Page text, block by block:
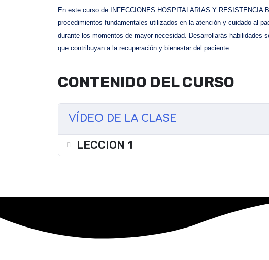
En este curso de INFECCIONES HOSPITALARIAS Y
procedimientos fundamentales utilizados en la atención y cuidado al
durante los momentos de mayor necesidad. Desarrollarás habilidades
que contribuyan a la recuperación y bienestar del paciente.
CONTENIDO DEL CURSO
VÍDEO DE LA CLASE
LECCION 1